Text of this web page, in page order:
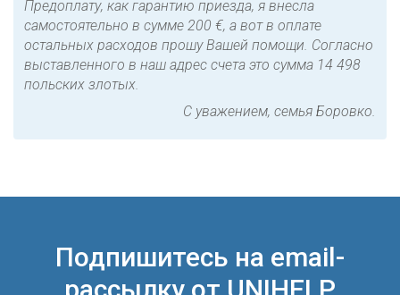
Предоплату, как гарантию приезда, я внесла
самостоятельно в сумме 200 €, а вот в оплате
остальных расходов прошу Вашей помощи. Согласно
выставленного в наш адрес счета это сумма 14 498
польских злотых.
С уважением, семья Боровко.
Подпишитесь на email-